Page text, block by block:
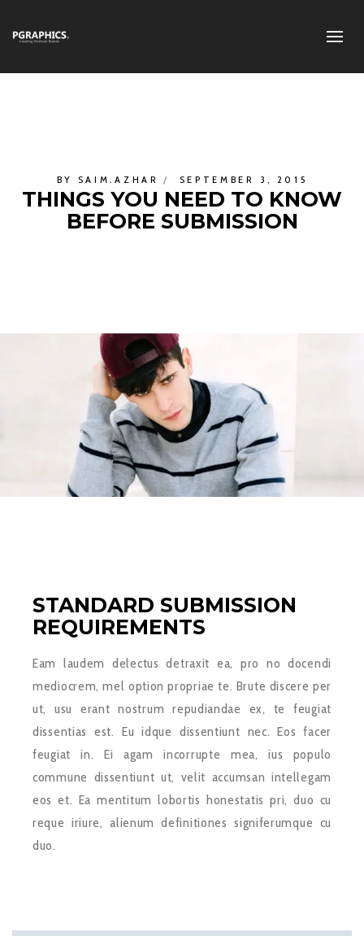
BY SAIM.AZHAR SEPTEMBER 3, 2015
THINGS YOU NEED TO KNOW
BEFORE SUBMISSION
STANDARD SUBMISSION
REQUIREMENTS
Eam laudem delectus detraxit ea, pro no docendi
mediocrem, mel option propriae te. Brute discere per
ut, usu erant nostrum repudiandae ex, te feugiat
dissentias est. Eu idque dissentiunt nec. Eos facer
feugiat in. Ei agam incorrupte mea, ius populo
commune dissentiunt ut, velit accumsan intellegam
eos et. Ea mentitum lobortis honestatis pri, duo cu
reque iriure, alienum definitiones signiferumque cu
duo.